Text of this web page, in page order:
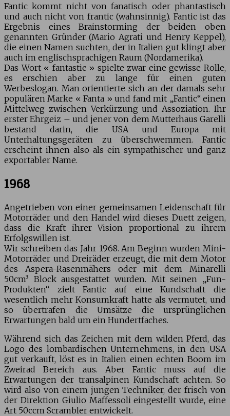
Fantic kommt nicht von fanatisch oder phantastisch
und auch nicht von frantic (wahnsinnig). Fantic ist das
Ergebnis eines Brainstorming der beiden oben
genannten Gründer (Mario Agrati und Henry Keppel),
die einen Namen suchten, der in Italien gut klingt aber
auch im englischsprachigen Raum (Nordamerika).
Das Wort « fantastic » spielte zwar eine gewisse Rolle,
es erschien aber zu lange für einen guten
Werbeslogan. Man orientierte sich an der damals sehr
populären Marke « Fanta » und fand mit „Fantic“ einen
Mittelweg zwischen Verkürzung und Assoziation. Ihr
erster Ehrgeiz – und jener von dem Mutterhaus Garelli
bestand darin, die USA und Europa mit
Unterhaltungsgeräten zu überschwemmen. Fantic
erscheint ihnen also als ein sympathischer und ganz
exportabler Name.
1968
Angetrieben von einer gemeinsamen Leidenschaft für
Motorräder und den Handel wird dieses Duett zeigen,
dass die Kraft ihrer Vision proportional zu ihrem
Erfolgswillen ist.
Wir schreiben das Jahr 1968. Am Beginn wurden Mini-
Motorräder und Dreiräder erzeugt, die mit dem Motor
des Aspera-Rasenmähers oder mit dem Minarelli
50cm³ Block ausgestattet wurden. Mit seinen „Fun-
Produkten“ zielt Fantic auf eine Kundschaft die
wesentlich mehr Konsumkraft hatte als vermutet, und
so übertrafen die Umsätze die ursprünglichen
Erwartungen bald um ein Hundertfaches.
Während sich das Zeichen mit dem wilden Pferd, das
Logo des lombardischen Unternehmens, in den USA
gut verkauft, löst es in Italien einen echten Boom im
Zweirad Bereich aus. Aber Fantic muss auf die
Erwartungen der transalpinen Kundschaft achten. So
wird also von einem jungen Techniker, der frisch von
der Direktion Giulio Maffessoli eingestellt wurde, eine
Art 50ccm Scrambler entwickelt.